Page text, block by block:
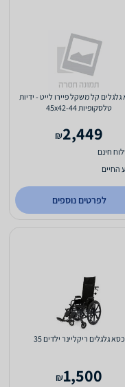
גלגלים קל משקל פיירו לייט - ידיות
טלסקופיות 45x42-44
2,449
₪
חינם
החיים
לפרטים נוספים
כסא גלגלים ריקליינר ילדים 35
1,500
₪